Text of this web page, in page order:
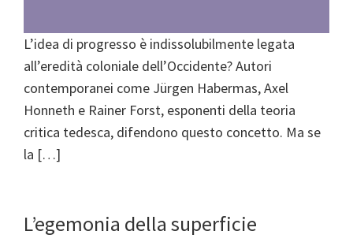
L’idea di progresso è indissolubilmente legata
all’eredità coloniale dell’Occidente? Autori
contemporanei come Jürgen Habermas, Axel
Honneth e Rainer Forst, esponenti della teoria
critica tedesca, difendono questo concetto. Ma se
la […]
L’egemonia della superficie